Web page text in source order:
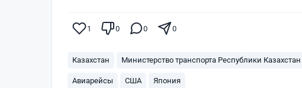
1 0 0 0
Казахстан Министерство транспорта Республики Казахстан
Авиарейсы США Япония